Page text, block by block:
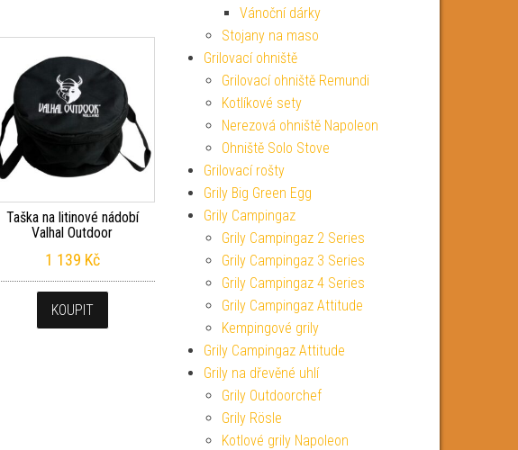
Taška na litinové nádobí
Valhal Outdoor
1 139 Kč
KOUPIT
Vánoční dárky
Stojany na maso
Grilovací ohniště
Grilovací ohniště Remundi
Kotlíkové sety
Nerezová ohniště Napoleon
Ohniště Solo Stove
Grilovací rošty
Grily Big Green Egg
Grily Campingaz
Grily Campingaz 2 Series
Grily Campingaz 3 Series
Grily Campingaz 4 Series
Grily Campingaz Attitude
Kempingové grily
Grily Campingaz Attitude
Grily na dřevěné uhlí
Grily Outdoorchef
Grily Rösle
Kotlové grily Napoleon